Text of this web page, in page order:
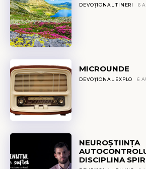
DEVOȚIONAL TINERI 6
MICROUNDE
DEVOȚIONAL EXPLO 6
NEUROȘTIINȚA
DISCIPLINA